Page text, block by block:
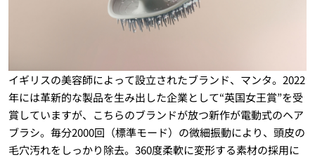
イギリスの美容師によって設立されたブランド、マンタ。2022
年には革新的な製品を生み出した企業として“英国女王賞”を受
賞していますが、こちらのブランドが放つ新作が電動式のヘア
ブラシ。毎分2000回（標準モード）の微細振動により、頭皮の
毛穴汚れをしっかり除去。360度柔軟に変形する素材の採用に